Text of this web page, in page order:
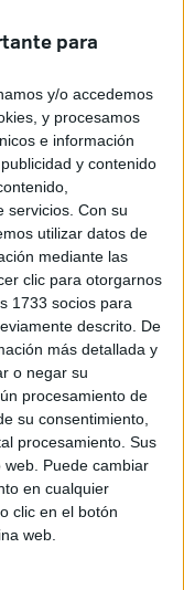
para
y/o accedemos
y procesamos
e información
y contenido
servicios. Con su
utilizar datos de
mediante las
clic para otorgarnos
1733 socios para
descrito. De
más detallada y
o negar su
procesamiento de
su consentimiento,
procesamiento. Sus
Puede cambiar
en cualquier
clic en el botón
web.
sus fronteras y que
en ciudades
no confirmados
Ceuta como paso
a su país en
(OPE). En 2019
por el dispositivo y
entre
personal
Roja y las
costosas medidas
de Emergencias de
para 2.000